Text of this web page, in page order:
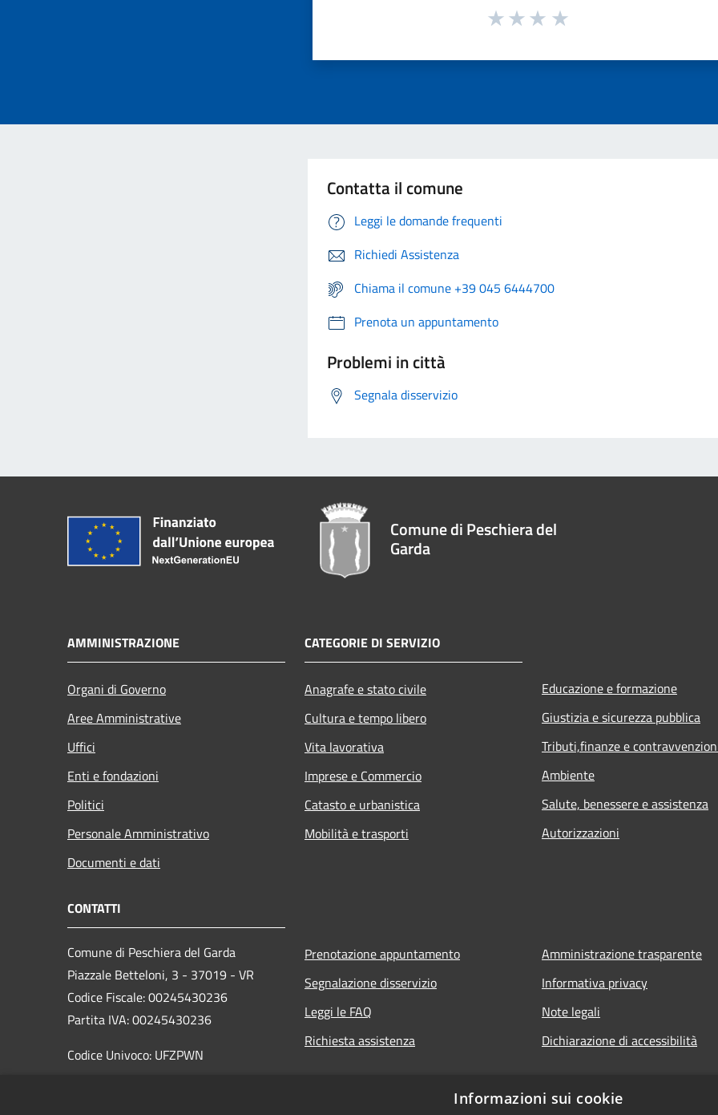
Contatta il comune
Leggi le domande frequenti
Richiedi Assistenza
Chiama il comune +39 045 6444700
Prenota un appuntamento
Problemi in città
Segnala disservizio
Comune di Peschiera del
Garda
AMMINISTRAZIONE
Organi di Governo
Aree Amministrative
Uffici
Enti e fondazioni
Politici
Personale Amministrativo
Documenti e dati
CATEGORIE DI SERVIZIO
Anagrafe e stato civile
Cultura e tempo libero
Vita lavorativa
Imprese e Commercio
Catasto e urbanistica
Mobilità e trasporti
Educazione e formazione
Giustizia e sicurezza pubblica
Tributi,finanze e
Ambiente
Salute, benessere e assistenza
Autorizzazioni
CONTATTI
Comune di Peschiera del Garda
Piazzale Betteloni, 3 - 37019 - VR
Codice Fiscale: 00245430236
Partita IVA: 00245430236
Codice Univoco: UFZPWN
Prenotazione appuntamento
Segnalazione disservizio
Leggi le FAQ
Richiesta assistenza
Amministrazione trasparente
Informativa privacy
Note legali
Dichiarazione di accessibilità
Informazioni sui cookie